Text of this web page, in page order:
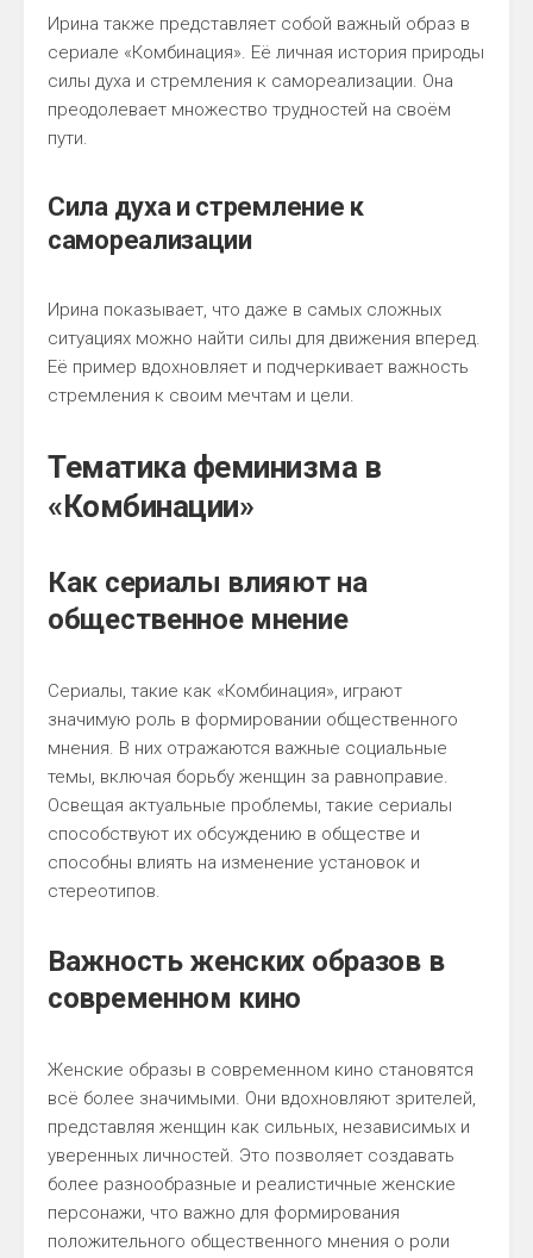
Ирина также представляет собой важный образ в
сериале «Комбинация». Её личная история природы
силы духа и стремления к самореализации. Она
преодолевает множество трудностей на своём
пути.
Сила духа и стремление к
самореализации
Ирина показывает, что даже в самых сложных
ситуациях можно найти силы для движения вперед.
Её пример вдохновляет и подчеркивает важность
стремления к своим мечтам и цели.
Тематика феминизма в
«Комбинации»
Как сериалы влияют на
общественное мнение
Сериалы, такие как «Комбинация», играют
значимую роль в формировании общественного
мнения. В них отражаются важные социальные
темы, включая борьбу женщин за равноправие.
Освещая актуальные проблемы, такие сериалы
способствуют их обсуждению в обществе и
способны влиять на изменение установок и
стереотипов.
Важность женских образов в
современном кино
Женские образы в современном кино становятся
всё более значимыми. Они вдохновляют зрителей,
представляя женщин как сильных, независимых и
уверенных личностей. Это позволяет создавать
более разнообразные и реалистичные женские
персонажи, что важно для формирования
положительного общественного мнения о роли